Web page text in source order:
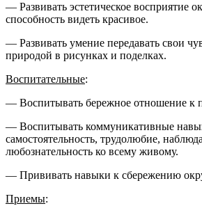
— Развивать эстетическое восприятие
способность видеть красивое.
— Развивать умение передавать свои
природой в рисунках и поделках.
Воспитательные:
— Воспитывать бережное отношение к
— Воспитывать коммуникативные
самостоятельность, трудолюбие,
любознательность ко всему живому.
— Прививать навыки к сбережению
Приемы: